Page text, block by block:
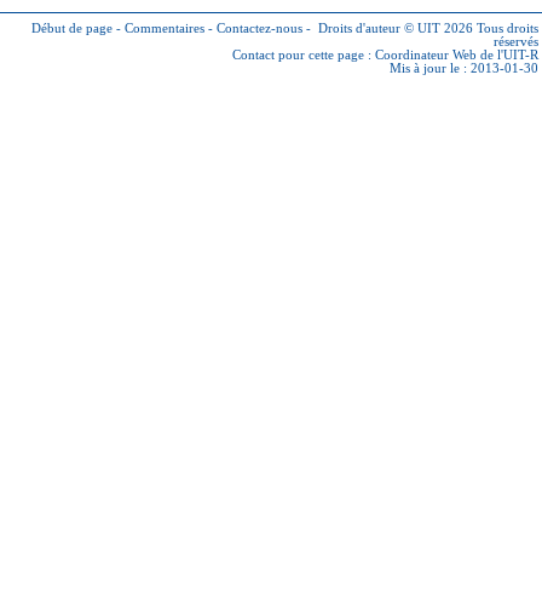
Début de page - Commentaires - Contactez-nous - Droits d'auteur © UIT 2026 Tous droits
réservés
Contact pour cette page : Coordinateur Web de l'UIT-R
Mis à jour le : 2013-01-30